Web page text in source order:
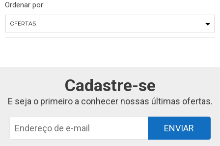
Ordenar por:
Cadastre-se
E seja o primeiro a conhecer nossas últimas ofertas.
ENVIAR